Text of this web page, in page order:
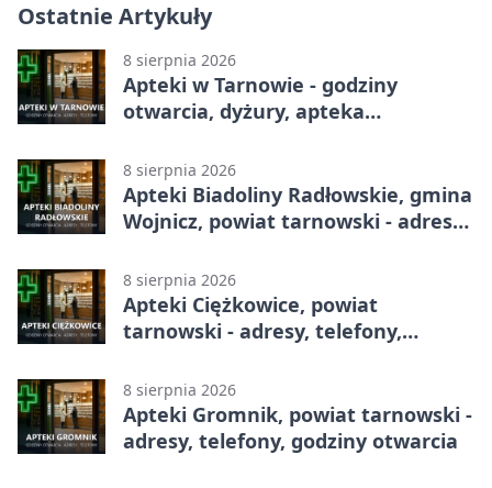
Ostatnie Artykuły
8 sierpnia 2026
Apteki w Tarnowie - godziny
otwarcia, dyżury, apteka
8 sierpnia 2026
Apteki Biadoliny Radłowskie, gmina
Wojnicz, powiat tarnowski - adresy,
8 sierpnia 2026
Apteki Ciężkowice, powiat
tarnowski - adresy, telefony,
8 sierpnia 2026
Apteki Gromnik, powiat tarnowski -
adresy, telefony, godziny otwarcia